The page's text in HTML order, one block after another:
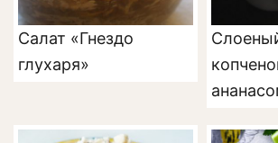
Салат «Гнездо
глухаря»